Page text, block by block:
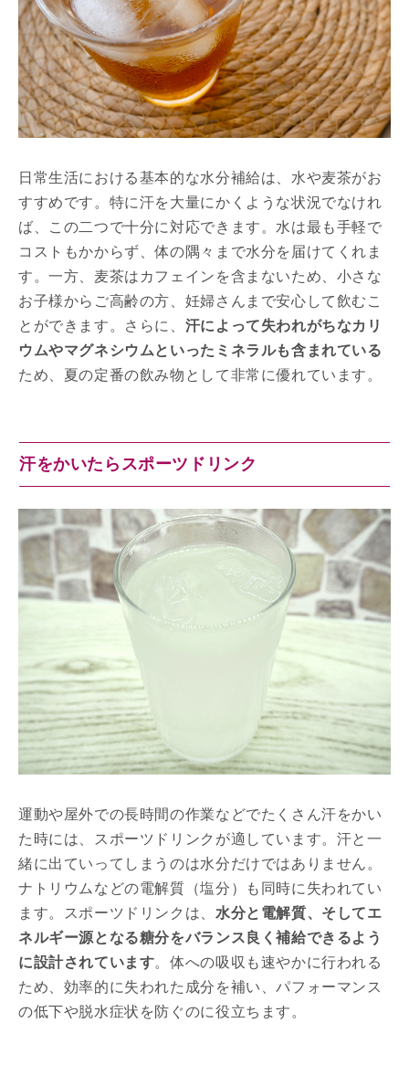
日常生活における基本的な水分補給は、水や麦茶がお
すすめです。特に汗を大量にかくような状況でなけれ
ば、この二つで十分に対応できます。水は最も手軽で
コストもかからず、体の隅々まで水分を届けてくれま
す。一方、麦茶はカフェインを含まないため、小さな
お子様からご高齢の方、妊婦さんまで安心して飲むこ
とができます。さらに、 汗によって失われがちなカリ
ウムやマグネシウムといったミネラルも含まれている
ため、夏の定番の飲み物として非常に優れています。
汗をかいたらスポーツドリンク
運動や屋外での長時間の作業などでたくさん汗をかい
た時には、スポーツドリンクが適しています。汗と一
緒に出ていってしまうのは水分だけではありません。
ナトリウムなどの電解質（塩分）も同時に失われてい
ます。スポーツドリンクは、 水分と電解質、そしてエ
ネルギー源となる糖分をバランス良く補給できるよう
に設計されています。体への吸収も速やかに行われる
ため、効率的に失われた成分を補い、パフォーマンス
の低下や脱水症状を防ぐのに役立ちます。